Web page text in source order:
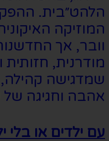
הלהט״בית.
המוזיקה
וובר, אך
מודרנית, חזותית
שמדגישה קהילה,
אהבה וחגיגה של
עם ילדים או בלי